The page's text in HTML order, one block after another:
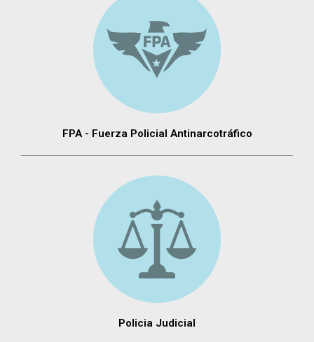
FPA - Fuerza Policial Antinarcotráfico
Policia Judicial